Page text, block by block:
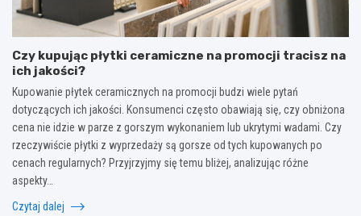
Czy kupując płytki ceramiczne na promocji tracisz na
ich jakości?
Kupowanie płytek ceramicznych na promocji budzi wiele pytań
dotyczących ich jakości. Konsumenci często obawiają się, czy obniżona
cena nie idzie w parze z gorszym wykonaniem lub ukrytymi wadami. Czy
rzeczywiście płytki z wyprzedaży są gorsze od tych kupowanych po
cenach regularnych? Przyjrzyjmy się temu bliżej, analizując różne
aspekty…
Czytaj dalej